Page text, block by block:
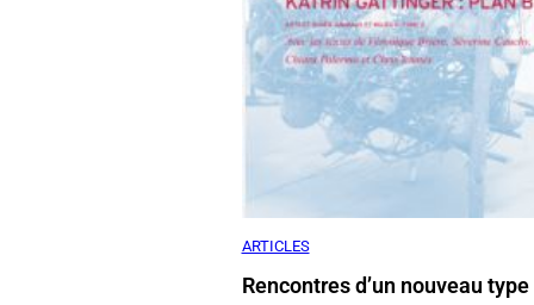
Rencontres d’un nouveau type
Chris Younès
dir. Sandrine Israël-Jost et Katrin